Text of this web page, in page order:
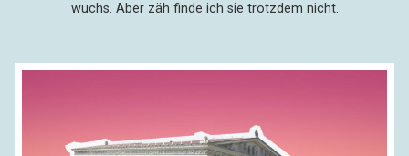
wuchs. Aber zäh finde ich sie trotzdem nicht.